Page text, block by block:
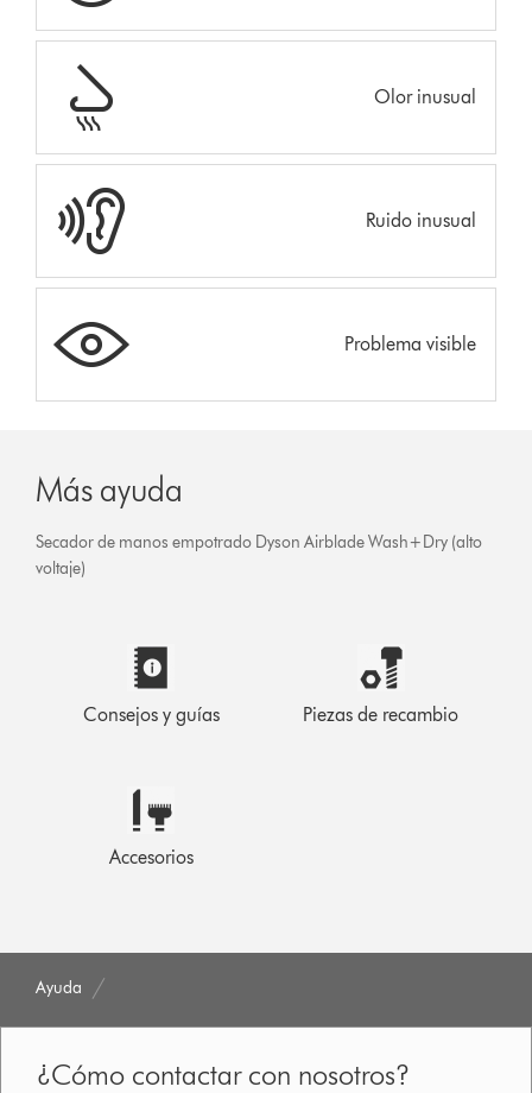
Olor inusual
Ruido inusual
Problema visible
Más ayuda
Secador de manos empotrado Dyson Airblade Wash+Dry (alto
voltaje)
Consejos y guías Piezas de recambio
Accesorios
Ayuda
¿Cómo contactar con nosotros?